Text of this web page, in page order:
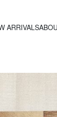
ARRIVALS